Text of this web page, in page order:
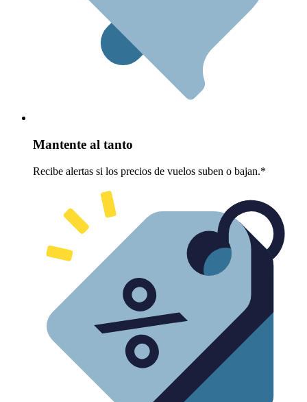
Mantente al tanto
Recibe alertas si los precios de vuelos suben o bajan.*